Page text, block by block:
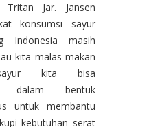
Tritan Jar. Jansen
konsumsi sayur
Indonesia masih
kita malas makan
kita bisa
dalam bentuk
untuk membantu
kebutuhan serat